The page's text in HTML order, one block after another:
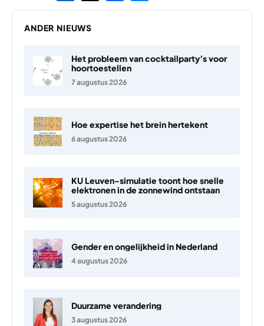
ANDER NIEUWS
Het probleem van cocktailparty’s voor
hoortoestellen
7 augustus 2026
Hoe expertise het brein hertekent
6 augustus 2026
KU Leuven-simulatie toont hoe snelle
elektronen in de zonnewind ontstaan
5 augustus 2026
Gender en ongelijkheid in Nederland
4 augustus 2026
Duurzame verandering
3 augustus 2026